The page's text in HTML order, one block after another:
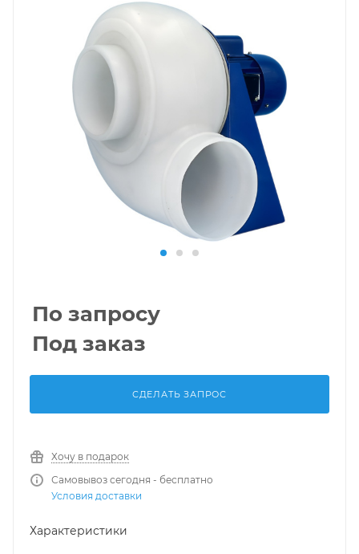
По запросу
Под заказ
СДЕЛАТЬ ЗАПРОС
Хочу в подарок
Самовывоз сегодня - бесплатно
Условия доставки
Характеристики